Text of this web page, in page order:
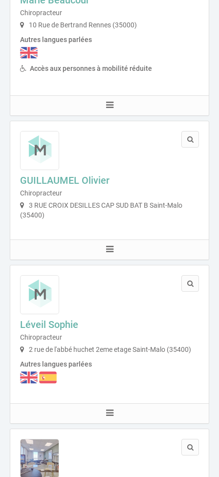
Chiropracteur
10 Rue de Bertrand Rennes (35000)
Autres langues parlées
Accès aux personnes à mobilité réduite
GUILLAUMEL Olivier
Chiropracteur
3 RUE CROIX DESILLES CAP SUD BAT B Saint-Malo
(35400)
Léveil Sophie
Chiropracteur
2 rue de l'abbé huchet 2eme etage Saint-Malo (35400)
Autres langues parlées